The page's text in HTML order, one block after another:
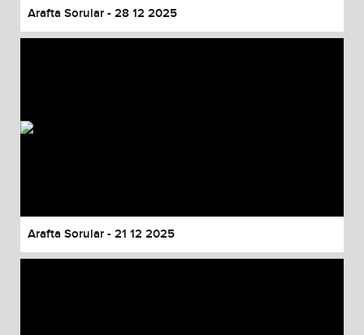
Arafta Sorular - 28 12 2025
Arafta Sorular - 21 12 2025